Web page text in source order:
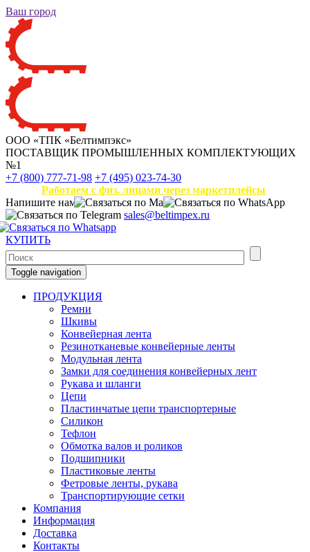
Ваш город
ООО «ТПК «Белтимпэкс»
ПОСТАВЩИК ПРОМЫШЛЕННЫХ КОМПЛЕКТУЮЩИХ
№1
+7 (800) 777-71-98 +7 (495) 023-74-30
Работаем с физ. лицами через маркетплейсы
Напишите нам
sales@beltimpex.ru
КУПИТЬ
Toggle navigation
ПРОДУКЦИЯ
Ремни
Шкивы
Конвейерная лента
Резинотканевые конвейерные ленты
Модульная лента
Замки для соединения конвейерных лент
Рукава и шланги
Цепи
Пластинчатые цепи транспортерные
Силикон
Тефлон
Обмотка валов и роликов
Подшипники
Пластиковые ленты
Фетровые ленты, рукава
Транспортирующие сетки
Компания
Информация
Доставка
Контакты